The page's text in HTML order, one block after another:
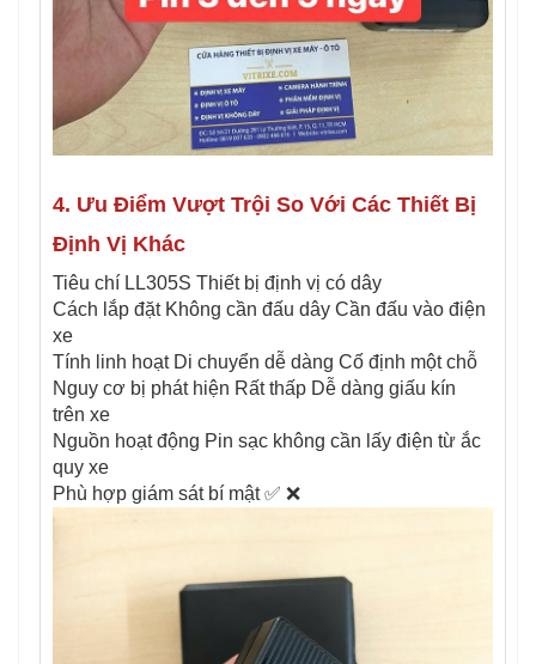
4. Ưu Điểm Vượt Trội So Với Các Thiết Bị
Định Vị Khác
Tiêu chí LL305S Thiết bị định vị có dây
Cách lắp đặt Không cần đấu dây Cần đấu vào điện
xe
Tính linh hoạt Di chuyển dễ dàng Cố định một chỗ
Nguy cơ bị phát hiện Rất thấp Dễ dàng giấu kín
trên xe
Nguồn hoạt động Pin sạc không cần lấy điện từ ắc
quy xe
Phù hợp giám sát bí mật ✅ ❌